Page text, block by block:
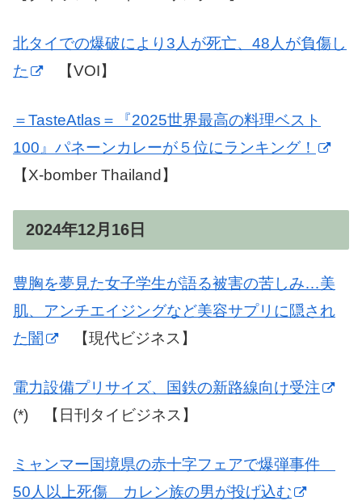
北タイでの爆破により3人が死亡、48人が負傷し
た
【VOI】
＝TasteAtlas＝『2025世界最高の料理ベスト
100』パネーンカレーが５位にランキング！
【X-bomber Thailand】
2024年12月16日
豊胸を夢見た女子学生が語る被害の苦しみ…美
肌、アンチエイジングなど美容サプリに隠され
た闇
【現代ビジネス】
電力設備プリサイズ、国鉄の新路線向け受注
(*) 【日刊タイビジネス】
ミャンマー国境県の赤十字フェアで爆弾事件
50人以上死傷 カレン族の男が投げ込む